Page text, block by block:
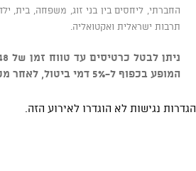
החברתי, ליחסים בין בני זוג, משפחה, בית,
תרבות ישראלית ואקטואליה.
המופע בכפוף ל-5% דמי ביטול, לאחר מכן אין ביטולים
הגדרות נגישות לא הוגדרו לאירוע הזה.